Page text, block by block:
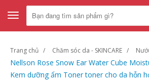
Toggle
navigation
Trang chủ Chăm sóc da - SKINCARE
Nellson Rose Snow Ear Water Cube
Kem dưỡng ẩm Toner toner cho da hỗn